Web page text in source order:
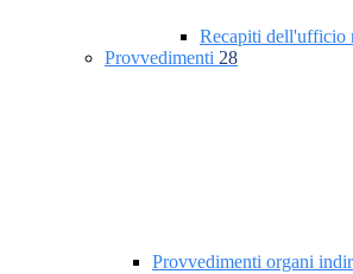
Recapiti dell'ufficio
Provvedimenti 28
Provvedimenti organi